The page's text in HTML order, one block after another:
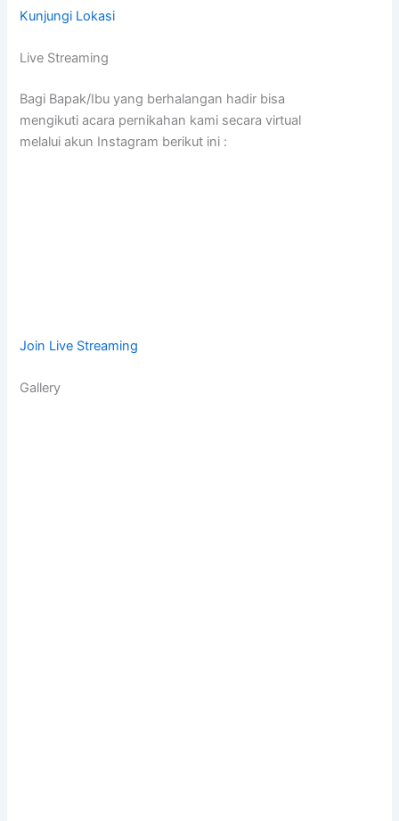
Kunjungi Lokasi
Live Streaming
Bagi Bapak/Ibu yang berhalangan hadir bisa
mengikuti acara pernikahan kami secara virtual
melalui akun Instagram berikut ini :
Join Live Streaming
Gallery